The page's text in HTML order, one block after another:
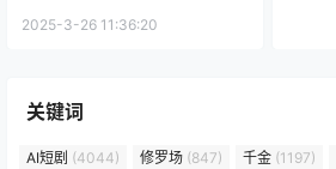
2025-3-26 11:36:20
关键词
AI短剧 (4044) 修罗场 (847) 千金 (1197)